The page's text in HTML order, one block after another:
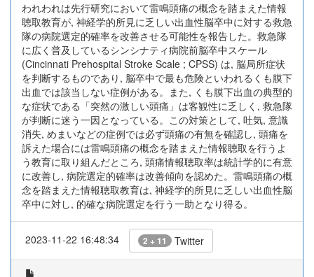
われわれは先行研究において雷鳴頭痛の概念を踏まえた情報
聴取教育が, 神経学的所見に乏しい出血性脳卒中に対する救急
隊の病院選定的確率を改善させる可能性を報告した。救急隊
に広く普及しているシンシナティ病院前脳卒中スケール
(Cincinnati Prehospital Stroke Scale ; CPSS) は, 脳局所症状
を判断するものであり, 脳卒中で最も危険といわれるくも膜下
出血では該当しない症例がある。また, くも膜下出血の典型的
な症状である「突然の激しい頭痛」は客観性に乏しく, 救急隊
が判断に迷う一因となっている。この対策として, 吐気, 意識
消失, めまいなどの症例では必ず頭痛の有無を確認し, 頭痛を
訴えた場合には雷鳴頭痛の概念を踏まえた情報聴取を行うよ
う教育に取り組んだところ, 頭痛情報聴取率は統計学的に有意
に改善し, 病院選定的確率は改善傾向を認めた。雷鳴頭痛の概
念を踏まえた情報聴取教育は, 神経学的所見に乏しい出血性脳
卒中に対し, 的確な病院選定を行う一助となり得る。
2023-11-22 16:48:34 2 + 11 Twitter